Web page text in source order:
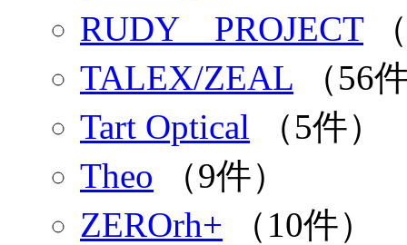
RUDY PROJECT
TALEX/ZEAL （56
Tart Optical （5件）
Theo （9件）
ZEROrh+ （10件）